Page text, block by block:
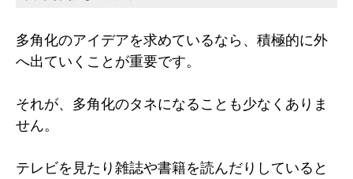
多角化のアイデアを求めているなら、積極的に外
へ出ていくことが重要です。
それが、多角化のタネになることも少なくありま
せん。
テレビを見たり雑誌や書籍を読んだりしていると